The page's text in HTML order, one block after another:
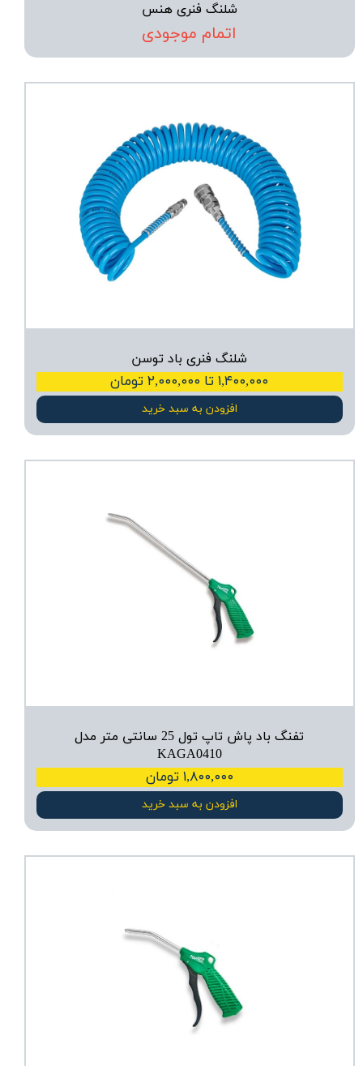
شلنگ فنری هنس
اتمام موجودی
شلنگ فنری باد توسن
۱,۴۰۰,۰۰۰ تا ۲,۰۰۰,۰۰۰ تومان
افزودن به سبد خرید
تفنگ باد پاش تاپ تول 25 سانتی متر مدل
KAGA0410
۱,۸۰۰,۰۰۰ تومان
افزودن به سبد خرید